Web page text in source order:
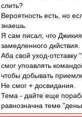
слить?
Вероятность есть, но
знаешь.
Я сам писал, что
замедленного дкйствия.
Аба свой уход-отставку
смог упоавлять
чтобы добывать
Не смог + досвидания.
Тема - дайте еще
равнозначна теме